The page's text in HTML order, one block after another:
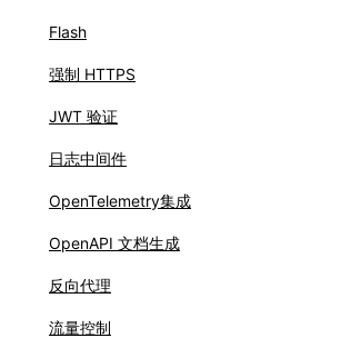
Flash
强制 HTTPS
JWT 验证
日志中间件
OpenTelemetry集成
OpenAPI 文档生成
反向代理
流量控制